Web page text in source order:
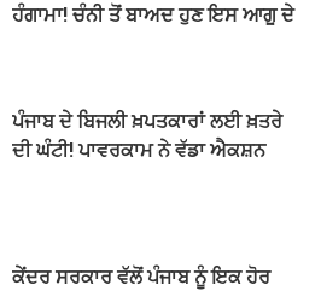
ਹੰਗਾਮਾ! ਚੰਨੀ ਤੋਂ ਬਾਅਦ ਹੁਣ ਇਸ ਆਗੂ ਦੇ
ਪੰਜਾਬ ਦੇ ਬਿਜਲੀ ਖ਼ਪਤਕਾਰਾਂ ਲਈ ਖ਼ਤਰੇ
ਦੀ ਘੰਟੀ! ਪਾਵਰਕਾਮ ਨੇ ਵੱਡਾ ਐਕਸ਼ਨ
ਕੇਂਦਰ ਸਰਕਾਰ ਵੱਲੋਂ ਪੰਜਾਬ ਨੂੰ ਇਕ ਹੋਰ